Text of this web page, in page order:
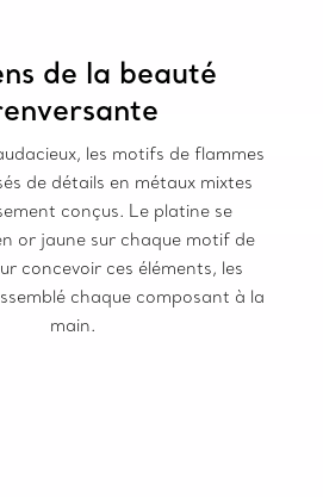
de la beauté
les motifs de flammes
de détails en métaux mixtes
conçus. Le platine se
or jaune sur chaque motif de
concevoir ces éléments, les
chaque composant à la
main.